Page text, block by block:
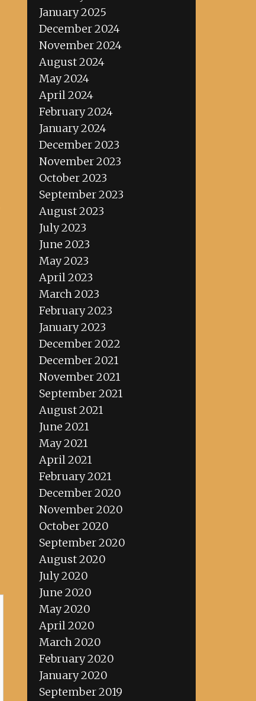
January 2025
December 2024
November 2024
August 2024
May 2024
April 2024
February 2024
January 2024
December 2023
November 2023
October 2023
September 2023
August 2023
July 2023
June 2023
May 2023
April 2023
March 2023
February 2023
January 2023
December 2022
December 2021
November 2021
September 2021
August 2021
June 2021
May 2021
April 2021
February 2021
December 2020
November 2020
October 2020
September 2020
August 2020
July 2020
June 2020
May 2020
April 2020
March 2020
February 2020
January 2020
September 2019